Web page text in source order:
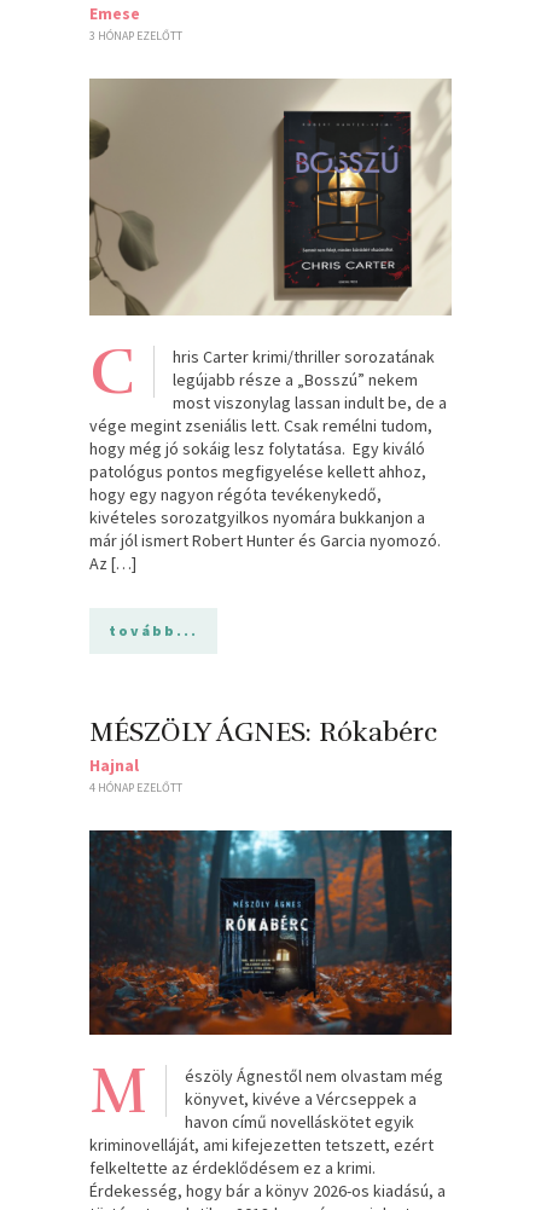
Emese
3 HÓNAP EZELŐTT
C
hris Carter krimi/thriller sorozatának
legújabb része a „Bosszú” nekem
most viszonylag lassan indult be, de a
vége megint zseniális lett. Csak remélni tudom,
hogy még jó sokáig lesz folytatása. Egy kiváló
patológus pontos megfigyelése kellett ahhoz,
hogy egy nagyon régóta tevékenykedő,
kivételes sorozatgyilkos nyomára bukkanjon a
már jól ismert Robert Hunter és Garcia nyomozó.
Az […]
tovább...
MÉSZÖLY ÁGNES: Rókabérc
Hajnal
4 HÓNAP EZELŐTT
M
észöly Ágnestől nem olvastam még
könyvet, kivéve a Vércseppek a
havon című novelláskötet egyik
kriminovelláját, ami kifejezetten tetszett, ezért
felkeltette az érdeklődésem ez a krimi.
Érdekesség, hogy bár a könyv 2026-os kiadású, a